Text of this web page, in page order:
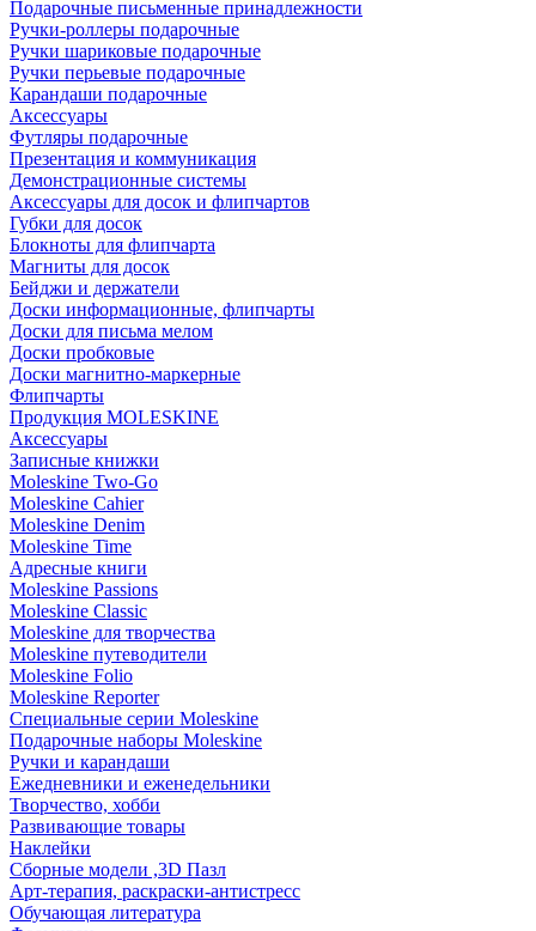
Подарочные письменные принадлежности
Ручки-роллеры подарочные
Ручки шариковые подарочные
Ручки перьевые подарочные
Карандаши подарочные
Аксессуары
Футляры подарочные
Презентация и коммуникация
Демонстрационные системы
Аксессуары для досок и флипчартов
Губки для досок
Блокноты для флипчарта
Магниты для досок
Бейджи и держатели
Доски информационные, флипчарты
Доски для письма мелом
Доски пробковые
Доски магнитно-маркерные
Флипчарты
Продукция MOLESKINE
Аксессуары
Записные книжки
Moleskine Two-Go
Moleskine Cahier
Moleskine Denim
Moleskine Time
Адресные книги
Moleskine Passions
Moleskine Classic
Moleskine для творчества
Moleskine путеводители
Moleskine Folio
Moleskine Reporter
Специальные серии Moleskine
Подарочные наборы Moleskine
Ручки и карандаши
Ежедневники и еженедельники
Творчество, хобби
Развивающие товары
Наклейки
Сборные модели ,3D Пазл
Арт-терапия, раскраски-антистресс
Обучающая литература